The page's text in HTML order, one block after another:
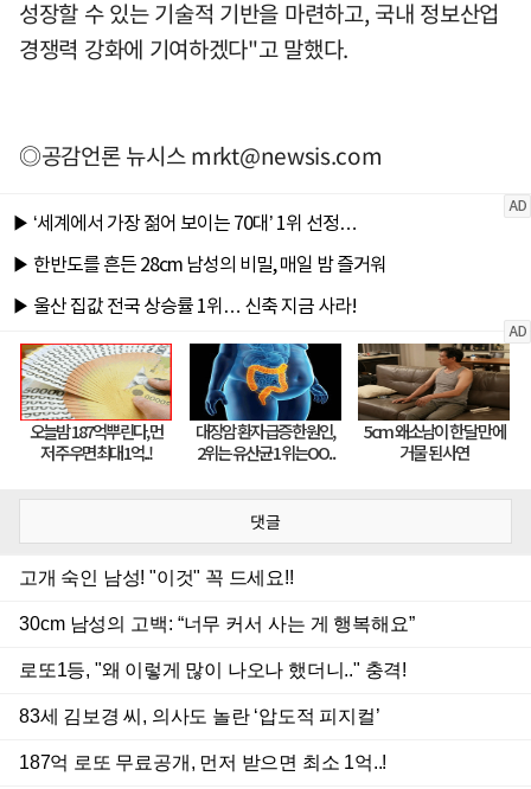
성장할 수 있는 기술적 기반을 마련하고, 국내 정보산업
경쟁력 강화에 기여하겠다"고 말했다.
◎공감언론 뉴시스mrkt@newsis.com
댓글